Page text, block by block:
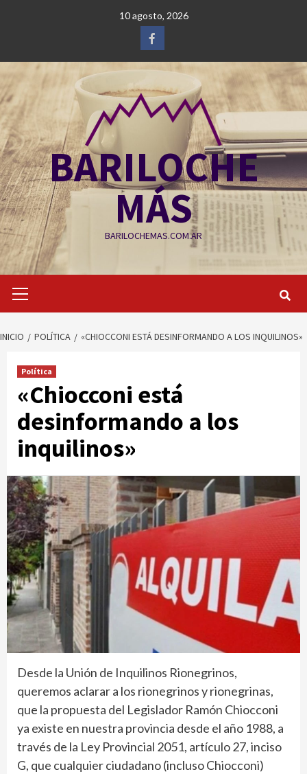
10 agosto, 2026
Facebook
BARILOCHE
MÁS
BARILOCHEMAS.COM.AR
primario
INICIO POLÍTICA «CHIOCCONI ESTÁ DESINFORMANDO A LOS INQUILINOS»
Política
«Chiocconi está
desinformando a los
inquilinos»
Desde la Unión de Inquilinos Rionegrinos,
queremos aclarar a los rionegrinos y rionegrinas,
que la propuesta del Legislador Ramón Chiocconi
ya existe en nuestra provincia desde el año 1988, a
través de la Ley Provincial 2051, artículo 27, inciso
G, que cualquier ciudadano (incluso Chiocconi)